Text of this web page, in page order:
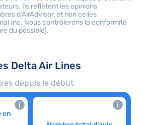
Ils reflètent les opinions
d'AirAdvisor, et non celles
Inc. Nous contrôlerons la conformité
du possible).
Delta Air Lines
depuis le début
en